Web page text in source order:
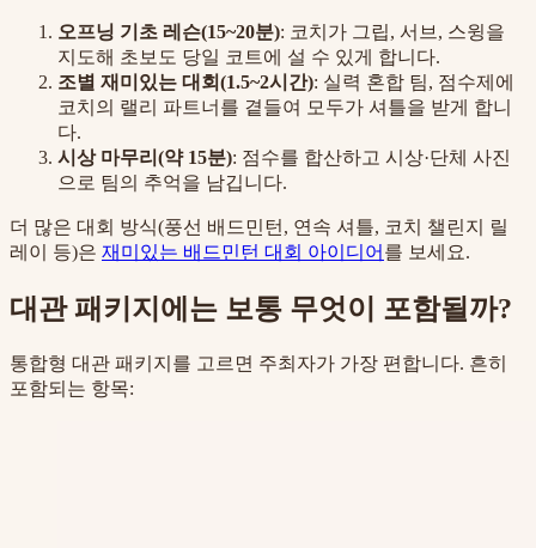
오프닝 기초 레슨(15~20분): 코치가 그립, 서브, 스윙을
지도해 초보도 당일 코트에 설 수 있게 합니다.
조별 재미있는 대회(1.5~2시간): 실력 혼합 팀, 점수제에
코치의 랠리 파트너를 곁들여 모두가 셔틀을 받게 합니
다.
시상 마무리(약 15분): 점수를 합산하고 시상·단체 사진
으로 팀의 추억을 남깁니다.
더 많은 대회 방식(풍선 배드민턴, 연속 셔틀, 코치 챌린지 릴
레이 등)은 재미있는 배드민턴 대회 아이디어 를 보세요.
대관 패키지에는 보통 무엇이 포함될까?
통합형 대관 패키지를 고르면 주최자가 가장 편합니다. 흔히
포함되는 항목: